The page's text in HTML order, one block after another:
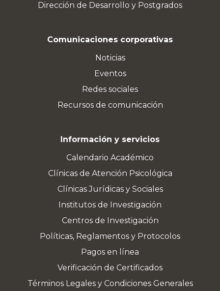
Dirección de Desarrollo y Postgrados
Comunicaciones corporativas
Noticias
Eventos
Redes sociales
Recursos de comunicación
Información y servicios
Calendario Académico
Clínicas de Atención Psicológica
Clínicas Jurídicas y Sociales
Institutos de Investigación
Centros de Investigación
Políticas, Reglamentos y Protocolos
Pagos en línea
Verificación de Certificados
Términos Legales y Condiciones Generales